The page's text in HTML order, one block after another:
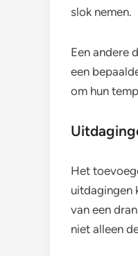
slok nemen.
Een andere
een
om hun
Het
uitdagingen
van een
niet alleen